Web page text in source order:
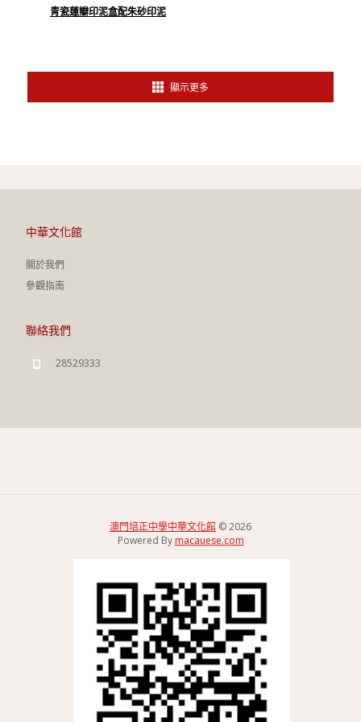
青瓷蓮瓣印泥盒配朱砂印泥
顯示更多
中華文化館
關於我們
參觀指南
聯絡我們
28529333
澳門培正中學中華文化館 © 2026
Powered By macauese.com